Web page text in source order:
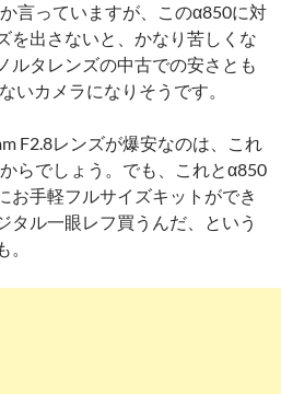
言っていますが、このα850に対
を出さないと、かなり苦しくな
ルタレンズの中古での安さとも
いカメラになりそうです。
F2.8レンズが爆安なのは、これ
らでしょう。でも、これとα850
お手軽フルサイズキットができ
タル一眼レフ買うんだ、という